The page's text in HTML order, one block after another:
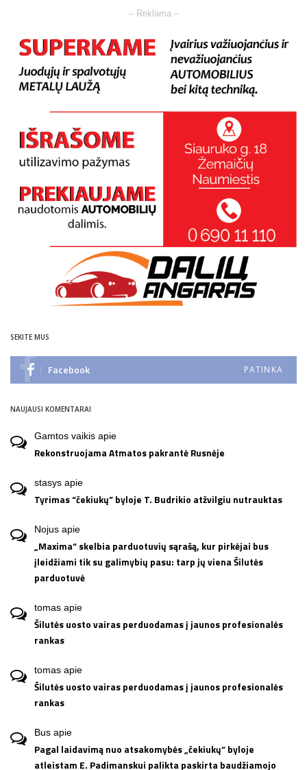
– Reklama –
SEKITE MUS
Facebook PATINKA
NAUJAUSI KOMENTARAI
Gamtos vaikis apie
Rekonstruojama Atmatos pakrantė Rusnėje
stasys apie
Tyrimas “čekiukų” byloje T. Budrikio atžvilgiu nutrauktas
Nojus apie
„Maxima“ skelbia parduotuvių sąrašą, kur pirkėjai bus
įleidžiami tik su galimybių pasu: tarp jų viena Šilutės
parduotuvė
tomas apie
Šilutės uosto vairas perduodamas į jaunos profesionalės
rankas
tomas apie
Šilutės uosto vairas perduodamas į jaunos profesionalės
rankas
Bus apie
Pagal laidavimą nuo atsakomybės „čekiukų“ byloje
atleistam E. Padimanskui palikta paskirta baudžiamojo